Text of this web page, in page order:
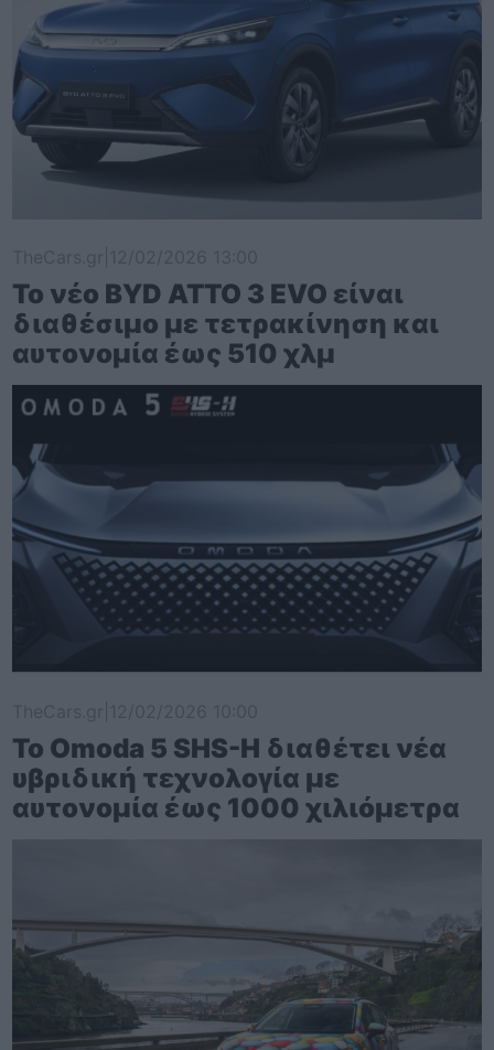
Το νέο BYD ATTO 3 EVO είναι
διαθέσιμο με τετρακίνηση και
αυτονομία έως 510 χλμ
Το Omoda 5 SHS-H διαθέτει νέα
υβριδική τεχνολογία με
αυτονομία έως 1000 χιλιόμετρα